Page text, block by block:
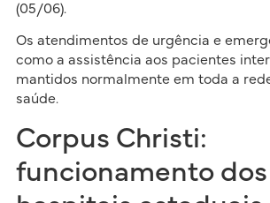
(05/06).
Os atendimentos de urgência e
como a assistência aos pacientes
mantidos normalmente em toda a
saúde.
Corpus Christi:
funcionamento dos